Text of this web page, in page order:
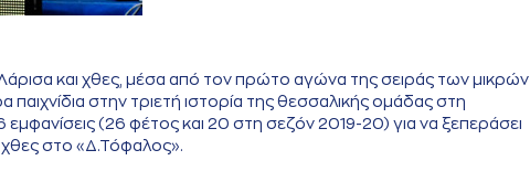
και χθες, μέσα από τον πρώτο αγώνα της σειράς των μικρών
στην τριετή ιστορία της θεσσαλικής ομάδας στη
(26 φέτος και 20 στη σεζόν 2019-20) για να ξεπεράσει
στο «Δ.Τόφαλος».